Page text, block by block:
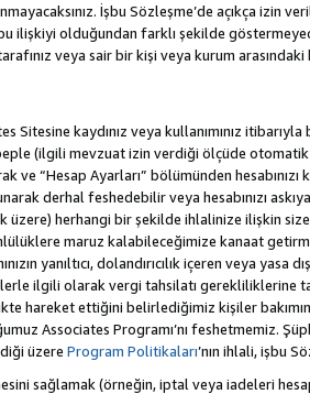
İşbu Sözleşme’de açıkça izin
ilişkiyi olduğundan farklı şekilde
veya sair bir kişi veya kurum
Sitesine kaydınız veya kullanımınız
(ilgili mevzuat izin verdiği ölçüde
ve “Hesap Ayarları” bölümünden
derhal feshedebilir veya hesabınızı
herhangi bir şekilde ihlalinize ilişkin
maruz kalabileceğimize kanaat
yanıltıcı, dolandırıcılık içeren veya
ilgili olarak vergi tahsilatı gerekliliklerine
hareket ettiğini belirlediğimiz kişiler
Associates Programı’nı feshetmemiz.
üzere Program Politikaları’nın ihlali, işbu
sağlamak (örneğin, iptal veya iadeleri